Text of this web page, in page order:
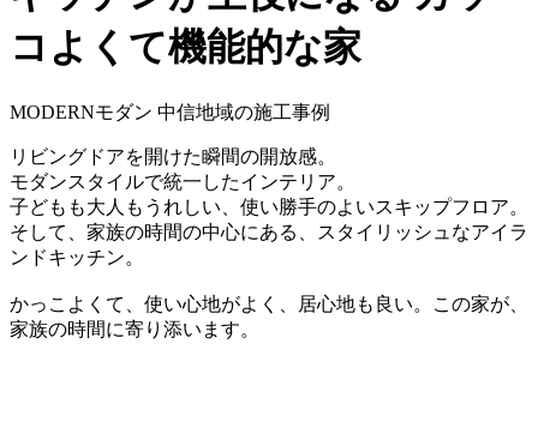
コよくて機能的な家
MODERNモダン 中信地域の施工事例
リビングドアを開けた瞬間の開放感。
モダンスタイルで統一したインテリア。
子どもも大人もうれしい、使い勝手のよいスキップフロア。
そして、家族の時間の中心にある、スタイリッシュなアイラ
ンドキッチン。
かっこよくて、使い心地がよく、居心地も良い。この家が、
家族の時間に寄り添います。